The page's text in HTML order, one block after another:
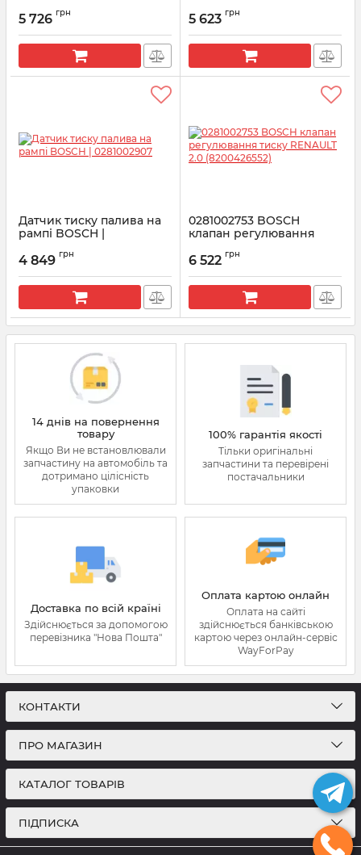
палива VW 2.0 / 2.7 / 3.0
Артикул: 0281006002
5 726 грн 5 623 грн
Датчик тиску палива на
рампі BOSCH |
Артикул: 0281002907
4 849 грн
0281002753 BOSCH
клапан регулювання
(8200426552)
Артикул: 0281002753
6 522 грн
14 днів на повернення
товару
Якщо Ви не встановлювали
запчастину на автомобіль та
дотримано цілісність
упаковки
100% гарантія якості
Тільки оригінальні
запчастини та перевірені
постачальники
Доставка по всій країні
Здійснюється за допомогою
перевізника "Нова Пошта"
Оплата картою онлайн
Оплата на сайті
здійснюється банківською
картою через онлайн-сервіс
WayForPay
КОНТАКТИ
ПРО МАГАЗИН
КАТАЛОГ ТОВАРІВ
ПІДПИСКА